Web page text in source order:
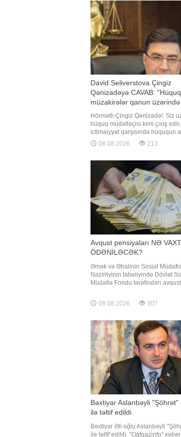
David Seliverstova Çingiz
Qənizadəyə CAVAB:
müzakirələr qanun üzərində
qurulmalıdır"
Hörmətli Çingiz Qənizadə!. Siz
hüquq müdafiəçisi kimi çıxış edir,
ictimaiyyət qarşısında hüququn
qanunçuluğu və Konstitusiyanın
prinsiplərini müdafiə etdiyinizi
sizdən hər bir məsələyə hüquqi
yanaşmağı gözləyir. Azərbayca
06.08.2026 213
Avqust pensiyaları NƏ VAXT
ÖDƏNİLƏCƏK?
Əmək və Əhalinin Sosial
Nazirliyinin tabeliyində Dövlət
Müdafiə Fondu tərəfindən
şəhərləri, eləcə də Abşeron
bu ayın pensiyalarının
Dövlət Sosial Müdafiə Fondu
06.08.2026 307
Bəxtiyar Aslanbəyli "Şöhrət"
ilə təltif edildi
Bəxtiyar Əli oğlu Aslanbəyli
ilə təltif edilib. "Qafqazinfo" xəbər